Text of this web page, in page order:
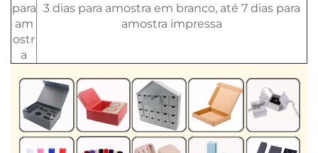
para
am
ostr
a
3 dias para amostra em branco, até 7 dias para
amostra impressa